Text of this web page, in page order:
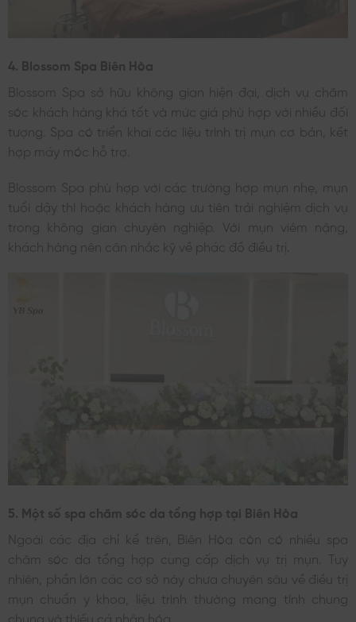
4. Blossom Spa Biên Hòa
Blossom Spa sở hữu không gian hiện đại, dịch vụ chăm
sóc khách hàng khá tốt và mức giá phù hợp với nhiều đối
tượng. Spa có triển khai các liệu trình trị mụn cơ bản, kết
hợp máy móc hỗ trợ.
Blossom Spa phù hợp với các trường hợp mụn nhẹ, mụn
tuổi dậy thì hoặc khách hàng ưu tiên trải nghiệm dịch vụ
trong không gian chuyên nghiệp. Với mụn viêm nặng,
khách hàng nên cân nhắc kỹ về phác đồ điều trị.
5. Một số spa chăm sóc da tổng hợp tại Biên Hòa
Ngoài các địa chỉ kể trên, Biên Hòa còn có nhiều spa
chăm sóc da tổng hợp cung cấp dịch vụ trị mụn. Tuy
nhiên, phần lớn các cơ sở này chưa chuyên sâu về điều trị
mụn chuẩn y khoa, liệu trình thường mang tính chung
chung và thiếu cá nhân hóa.